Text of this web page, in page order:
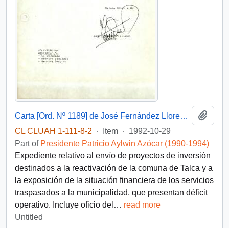
Carta [Ord. Nº 1189] de José Fernández Llorens, Alcalde de Talca, a Patricio Aylwin Azócar, Presidente de la República, sobre envío de proyectos de inversión comunal y situación financiera municipal
CL CLUAH 1-111-8-2
· Item · 1992-10-29
Part of Presidente Patricio Aylwin Azócar (1990-1994)
Expediente relativo al envío de proyectos de inversión
destinados a la reactivación de la comuna de Talca y a
la exposición de la situación financiera de los servicios
traspasados a la municipalidad, que presentan déficit
operativo. Incluye oficio del … read more
Untitled